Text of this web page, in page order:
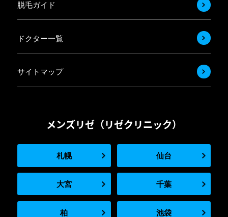
脱毛ガイド
ドクター一覧
サイトマップ
メンズリゼ（リゼクリニック）
札幌 仙台
大宮 千葉
柏 池袋